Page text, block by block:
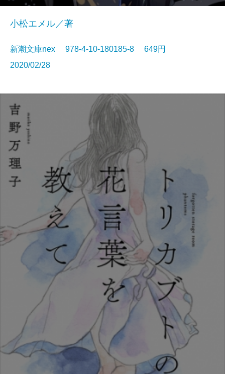
小松エメル／著
新潮文庫nex 978-4-10-180185-8 649円
2020/02/28